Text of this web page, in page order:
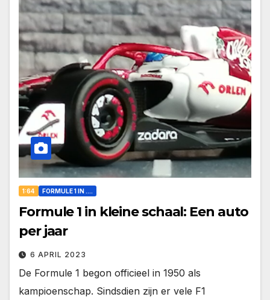
1:64 FORMULE 1 IN ....
Formule 1 in kleine schaal: Een auto
per jaar
6 APRIL 2023
De Formule 1 begon officieel in 1950 als
kampioenschap. Sindsdien zijn er vele F1